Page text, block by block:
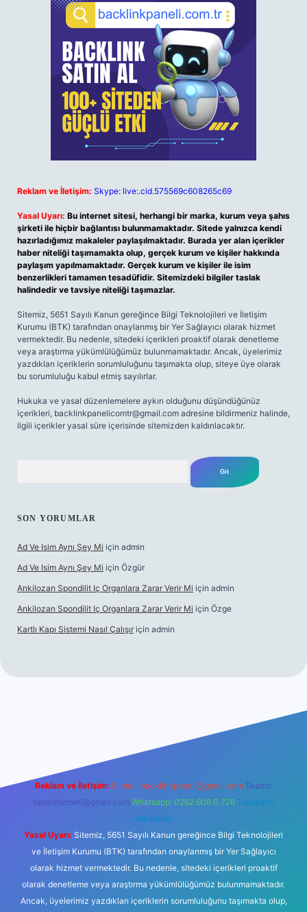
Reklam ve İletişim: Skype: live:.cid.575569c608265c69
Yasal Uyarı: Bu internet sitesi, herhangi bir marka, kurum veya şahıs
şirketi ile hiçbir bağlantısı bulunmamaktadır. Sitede yalnızca kendi
hazırladığımız makaleler paylaşılmaktadır. Burada yer alan içerikler
haber niteliği taşımamakta olup, gerçek kurum ve kişiler hakkında
paylaşım yapılmamaktadır. Gerçek kurum ve kişiler ile isim
benzerlikleri tamamen tesadüfidir. Sitemizdeki bilgiler taslak
halindedir ve tavsiye niteliği taşımazlar.
Sitemiz, 5651 Sayılı Kanun gereğince Bilgi Teknolojileri ve İletişim
Kurumu (BTK) tarafından onaylanmış bir Yer Sağlayıcı olarak hizmet
vermektedir. Bu nedenle, sitedeki içerikleri proaktif olarak denetleme
veya araştırma yükümlülüğümüz bulunmamaktadır. Ancak, üyelerimiz
yazdıkları içeriklerin sorumluluğunu taşımakta olup, siteye üye olarak
bu sorumluluğu kabul etmiş sayılırlar.
Hukuka ve yasal düzenlemelere aykırı olduğunu düşündüğünüz
içerikleri, backlinkpanelicomtr@gmail.com adresine bildirmeniz halinde,
ilgili içerikler yasal süre içerisinde sitemizden kaldırılacaktır.
SON YORUMLAR
Ad Ve Isim Aynı Şey Mi için admin
Ad Ve Isim Aynı Şey Mi için Özgür
Ankilozan Spondilit Iç Organlara Zarar Verir Mi için admin
Ankilozan Spondilit Iç Organlara Zarar Verir Mi için Özge
Kartlı Kapı Sistemi Nasıl Çalışır için admin
Reklam ve İletişim: E-mail: backlinkpaneli@gmail.com Teams:
forumhizmeti@gmail.com Whatsapp: 0262 606 0 726 Telegram:
@karabul
Yasal Uyarı: Sitemiz, 5651 Sayılı Kanun gereğince Bilgi Teknolojileri
ve İletişim Kurumu (BTK) tarafından onaylanmış bir Yer Sağlayıcı
olarak hizmet vermektedir. Bu nedenle, sitedeki içerikleri proaktif
olarak denetleme veya araştırma yükümlülüğümüz bulunmamaktadır.
Ancak, üyelerimiz yazdıkları içeriklerin sorumluluğunu taşımakta olup,